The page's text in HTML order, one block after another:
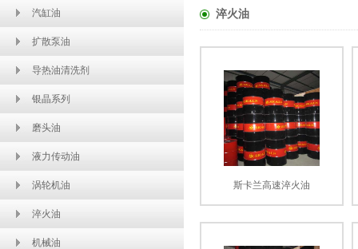
汽缸油
扩散泵油
导热油清洗剂
银晶系列
磨头油
液力传动油
涡轮机油
淬火油
机械油
淬火油
斯卡兰高速淬火油